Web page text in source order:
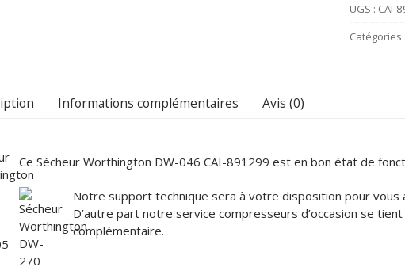
UGS : CAI-
Catégories :
Informations complémentaires Avis (0)
Ce Sécheur Worthington DW-046 CAI-891299 est en bon état de
Notre support technique sera à votre disposition pour vous
D’autre part notre service compresseurs d’occasion se
complémentaire.